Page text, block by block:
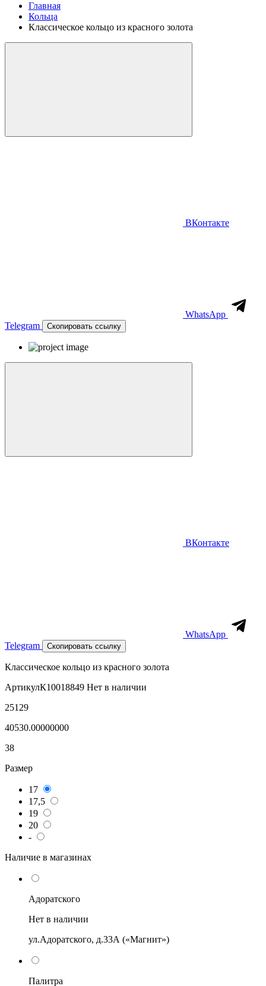
Главная
Кольца
Классическое кольцо из красного золота
ВКонтакте
WhatsApp
Telegram
Скопировать ссылку
ВКонтакте
WhatsApp
Telegram
Скопировать ссылку
Классическое кольцо из красного золота
АртикулК10018849 Нет в наличии
25129
40530.00000000
38
Размер
17
17,5
19
20
-
Наличие в магазинах
Адоратского
Нет в наличии
ул.Адоратского, д.33А («Магнит»)
Палитра